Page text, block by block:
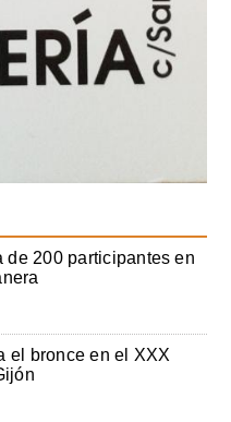
de 200 participantes en
el bronce en el XXX